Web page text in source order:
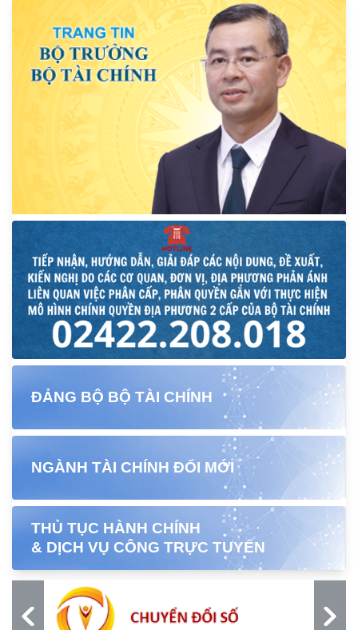
ĐẢNG BỘ BỘ TÀI CHÍNH
NGÀNH TÀI CHÍNH ĐỔI MỚI
THỦ TỤC HÀNH CHÍNH
& DỊCH VỤ CÔNG TRỰC TUYẾN